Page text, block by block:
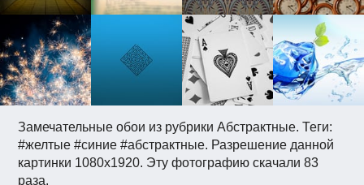
Замечательные обои из рубрики Абстрактные. Теги:
#желтые #синие #абстрактные. Разрешение данной
картинки 1080x1920. Эту фотографию скачали 83
раза.